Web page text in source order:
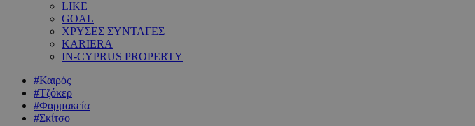
LIKE
GOAL
ΧΡΥΣΕΣ ΣΥΝΤΑΓΕΣ
KARIERA
IN-CYPRUS PROPERTY
#Καιρός
#Τζόκερ
#Φαρμακεία
#Σκίτσο